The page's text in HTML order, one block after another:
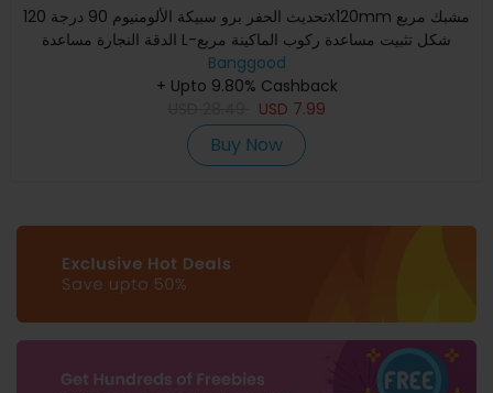
تحديث الحفر برو سبيكة الألومنيوم 90 درجة 120x120mm مشبك مربع
الدقة النجارة مساعدة L-شكل تثبيت مساعدة ركوب الماكينة مربع
Banggood
+ Upto 9.80% Cashback
USD 7.99
Buy Now